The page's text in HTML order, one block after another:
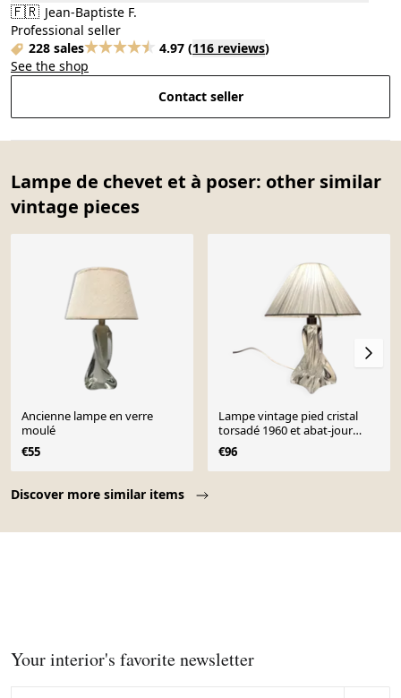
🇫🇷 Jean-Baptiste F.
Professional seller
228 sales
4.97 (116 reviews)
See the shop
Contact seller
Lampe de chevet et à poser: other similar
vintage pieces
Discover more similar items
Ancienne lampe en verre
moulé
€55
Lampe vintage pied cristal
torsadé 1960 et abat-jour
pagode en ruban blanc
€96
Your interior's favorite newsletter